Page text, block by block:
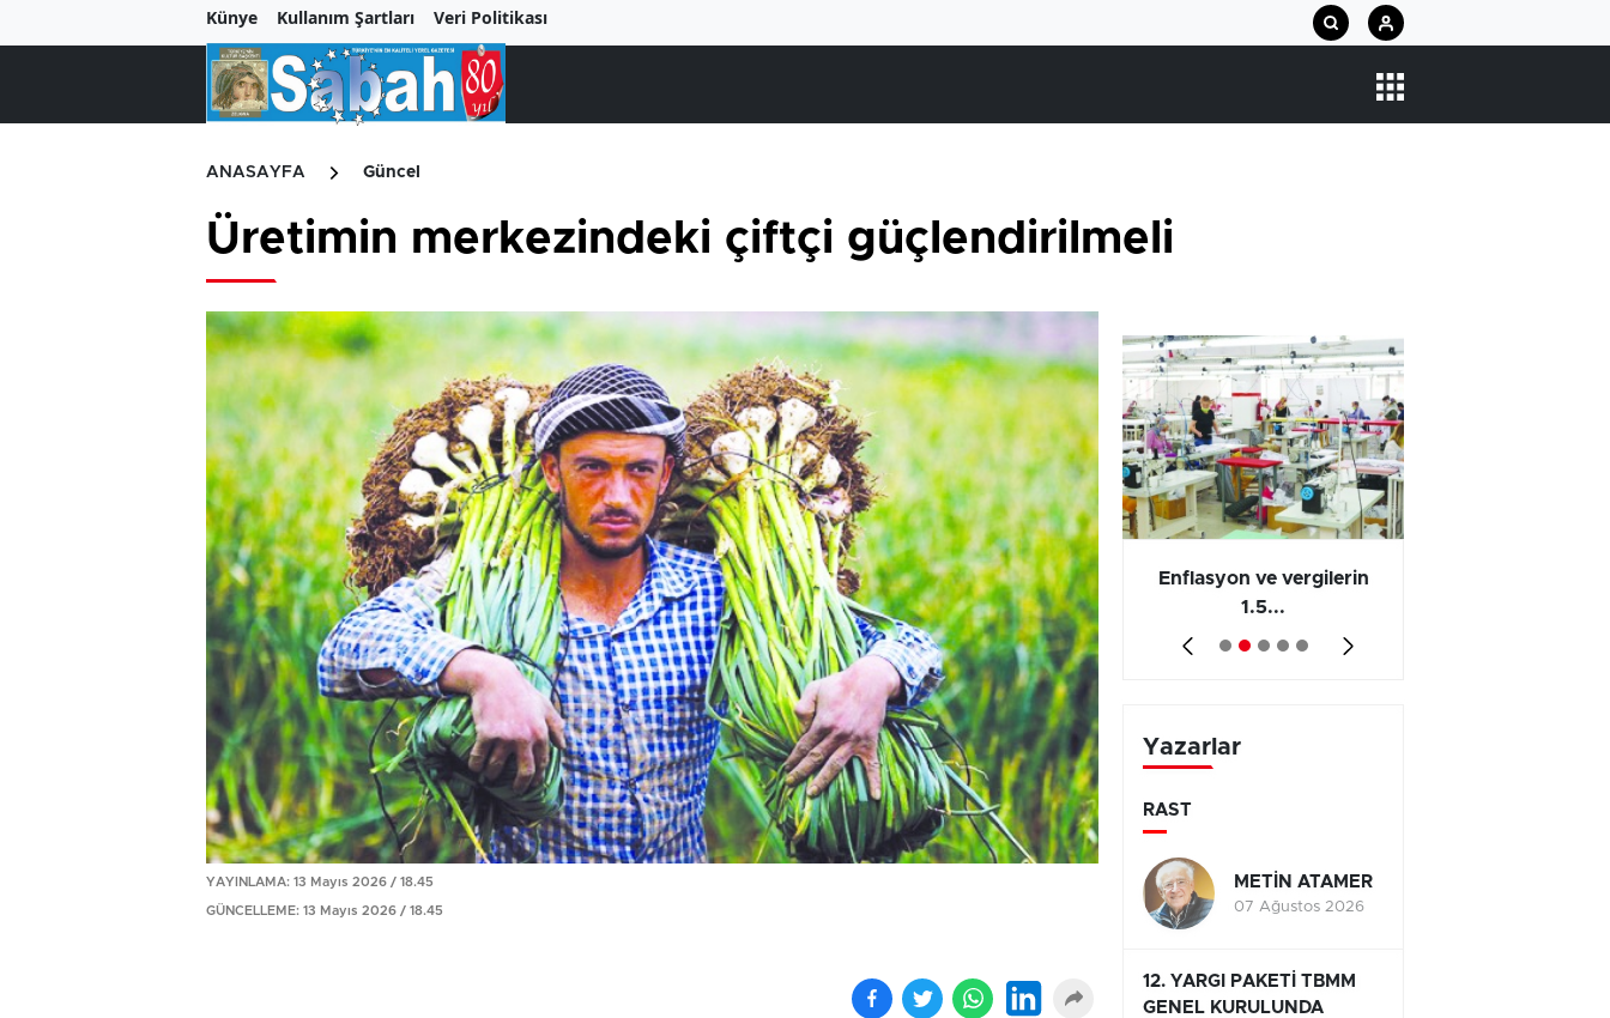
Künye Kullanım Şartları Veri Politikası
ANASAYFA Güncel
Üretimin merkezindeki çiftçi güçlendirilmeli
YAYINLAMA: 13 Mayıs 2026 / 18.45
GÜNCELLEME: 13 Mayıs 2026 / 18.45
Birçok uyku hastalığının
tan...
En ucuz sigara 120 TL, en
pa...
Enflasyon ve vergilerin
1.5...
Yazarlar
RAST
METİN ATAMER
07 Ağustos 2026
12. YARGI PAKETİ TBMM
GENEL KURULUNDA